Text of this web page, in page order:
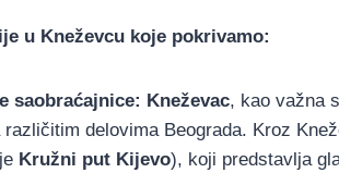
u Kneževcu koje pokrivamo:
saobraćajnice: Kneževac, kao važna
delovima Beograda. Kroz
Kružni put Kijevo), koji predstavlja